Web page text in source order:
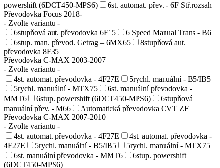
powershift (6DCT450-MPS6)
6st. automat. přev. - 6F Stř.rozsah
Převodovka Focus 2018-
- Zvolte variantu -
6stupňová aut. převodovka 6F15
6 Speed Manual Trans - B6
6stup. man. převod. Getrag – 6MX65
8stupňová aut.
převodovka 8F35
Převodovka C-MAX 2003-2007
- Zvolte variantu -
4st. automat. převodovka - 4F27E
5rychl. manuální - B5/IB5
5rychl. manuální - MTX75
6st. manuální převodovka -
MMT6
6stup. powershift (6DCT450-MPS6)
6stupňová
manuální přev. - M66
Automatická převodovka CVT ZF
Převodovka C-MAX 2007-2010
- Zvolte variantu -
4st. automat. převodovka - 4F27E
4st. automat. převodovka -
4F27E
5rychl. manuální - B5/IB5
5rychl. manuální - MTX75
6st. manuální převodovka - MMT6
6stup. powershift
(6DCT450-MPS6)